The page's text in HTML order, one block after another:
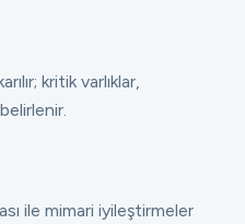
kritik varlıklar,
ile mimari iyileştirmeler